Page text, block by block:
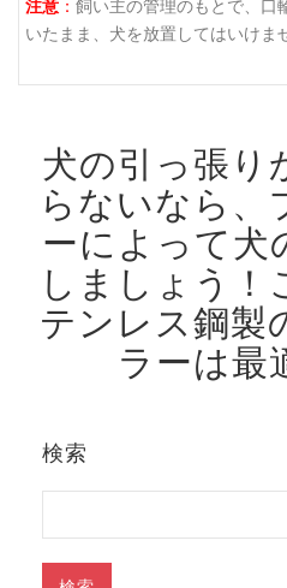
注意 ： 飼い主の管理のもとで、口
いたまま、犬を放置してはいけま
犬の引っ張り
らないなら、
ーによって犬
しましょう！
テンレス鋼製
ラーは最
検索